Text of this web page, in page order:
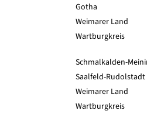
Gotha
Weimarer Land
Wartburgkreis
Schmalkalden-
Saalfeld-Rudolstadt
Weimarer Land
Wartburgkreis